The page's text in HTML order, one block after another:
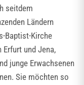
seitdem
Ländern
Baptist-Kirche
und Jena,
junge Erwachsenen
Sie möchten so